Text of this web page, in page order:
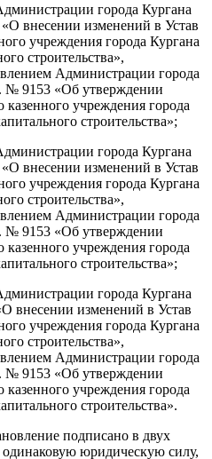
города Кургана
внесении изменений в Устав
учреждения города Кургана
строительства»,
Администрации города
№ 9153 «Об утверждении
учреждения города
строительства»;
города Кургана
внесении изменений в Устав
учреждения города Кургана
строительства»,
Администрации города
№ 9153 «Об утверждении
учреждения города
строительства»;
города Кургана
внесении изменений в Устав
учреждения города Кургана
строительства»,
Администрации города
№ 9153 «Об утверждении
учреждения города
строительства».
подписано в двух
юридическую силу,